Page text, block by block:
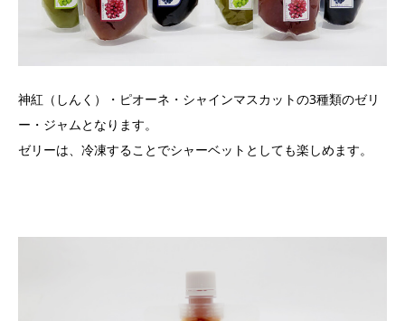
神紅（しんく）・ピオーネ・シャインマスカットの3種類のゼリ
ー・ジャムとなります。
ゼリーは、冷凍することでシャーベットとしても楽しめます。